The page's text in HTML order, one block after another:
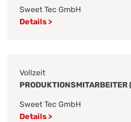
Sweet Tec GmbH
Details >
Vollzeit
Sweet Tec GmbH
Details >